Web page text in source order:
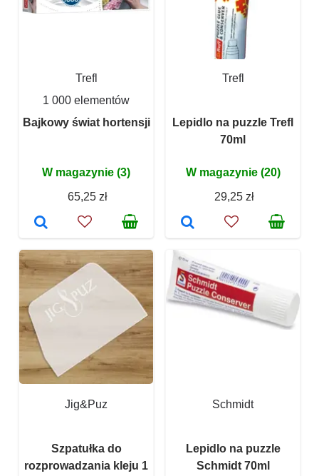
Trefl
1 000 elementów
Bajkowy świat hortensji
W magazynie (3)
65,25 zł
Trefl
Lepidlo na puzzle Trefl
70ml
W magazynie (20)
29,25 zł
Jig&Puz
Szpatułka do
rozprowadzania kleju 1
Schmidt
Lepidlo na puzzle
Schmidt 70ml